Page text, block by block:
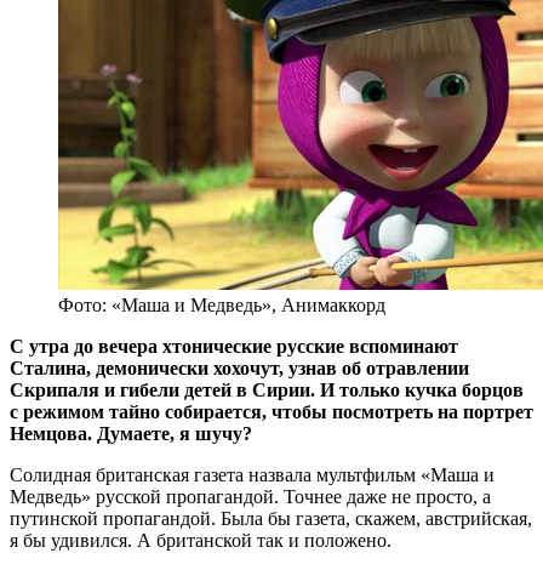
Фото: «Маша и Медведь», Анимаккорд
С утра до вечера хтонические русские вспоминают
Сталина, демонически хохочут, узнав об отравлении
Скрипаля и гибели детей в Сирии. И только кучка борцов
с режимом тайно собирается, чтобы посмотреть на портрет
Немцова. Думаете, я шучу?
Солидная британская газета назвала мультфильм «Маша и
Медведь» русской пропагандой. Точнее даже не просто, а
путинской пропагандой. Была бы газета, скажем, австрийская,
я бы удивился. А британской так и положено.